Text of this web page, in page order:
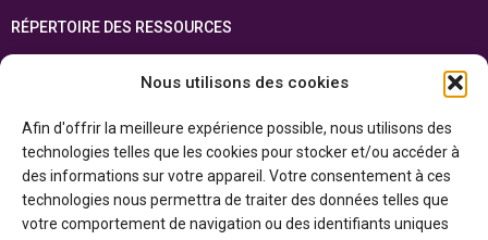
Nous utilisons des cookies
Afin d'offrir la meilleure expérience possible, nous utilisons des
technologies telles que les cookies pour stocker et/ou accéder à
des informations sur votre appareil. Votre consentement à ces
technologies nous permettra de traiter des données telles que
votre comportement de navigation ou des identifiants uniques
RÉPERTOIRE DES RESSOURCES
ENGLISH
Cette ressource est réalisée grâce au soutien financier du gouvernement de
l’Ontario et du gouvernement duCanada par l’entremise du ministère du
Patrimoine canadien